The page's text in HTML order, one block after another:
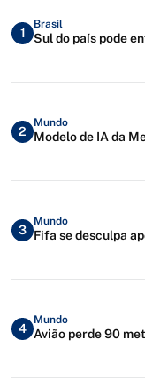
1
Brasil
Sul do país pode
2
Mundo
Modelo de IA da
3
Mundo
Fifa se desculpa
4
Mundo
Avião perde 90